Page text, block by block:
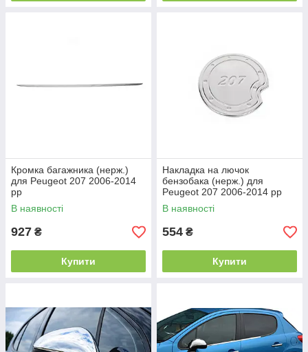
Кромка багажника (нерж.)
для Peugeot 207 2006-2014
рр
В наявності
927 ₴
Купити
Накладка на лючок
бензобака (нерж.) для
Peugeot 207 2006-2014 рр
В наявності
554 ₴
Купити